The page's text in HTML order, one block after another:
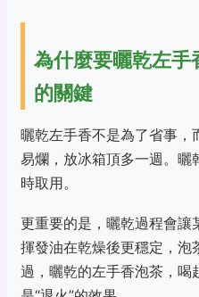
為什麼要曬乾左手
的關鍵
曬乾左手香不是為了省事，
易爛，放冰箱頂多一週。曬
時取用。
更重要的是，曬乾過程會讓
揮發油在乾燥後更穩定，泡
過，曬乾的左手香泡茶，喝